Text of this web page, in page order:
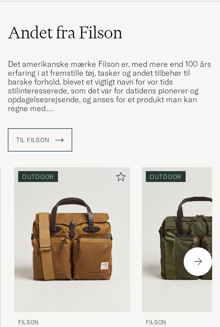
Andet fra Filson
Det amerikanske mærke Filson er, med mere end 100 års
erfaring i at fremstille tøj, tasker og andet tilbehør til
barske forhold, blevet et vigtigt navn for vor tids
stilinteresserede, som det var for datidens pionerer og
opdagelsesrejsende, og anses for et produkt man kan
regne med.
Hvert produkt fremstilles i Seattle, Washington på Filsons
startede virksomheden i 1897, i forlængelse af den store
guldfeber i USA.
TIL FILSON
OUTDOOR
FILSON
OUTDOOR
FILSON